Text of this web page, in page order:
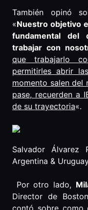
También opinó
«Nuestro objetivo
fundamental
trabajar con
que trabajarlo
permitirles abrir
momento salen del
pase, recuerden a
de su trayectoria«.
Salvador Álvarez
Argentina &
Por otro lado,
Director de